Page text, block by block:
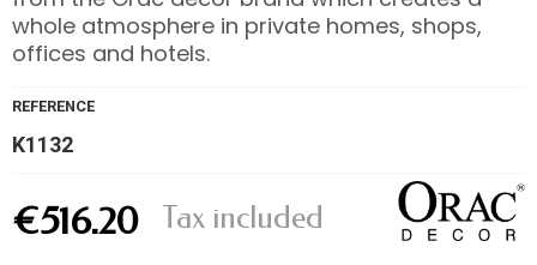
whole atmosphere in private homes, shops,
offices and hotels.
REFERENCE
K1132
€516.20 Tax included